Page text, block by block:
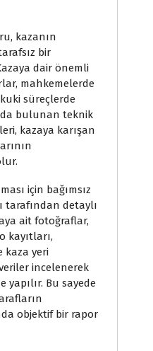
kazanın
bir
dair önemli
mahkemelerde
süreçlerde
bulunan teknik
kazaya karışan
için bağımsız
tarafından detaylı
ait fotoğraflar,
kayıtları,
kaza yeri
incelenerek
Bu sayede
objektif bir rapor